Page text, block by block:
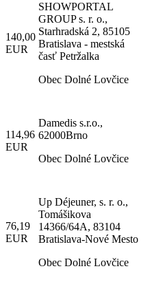
140,00
EUR
SHOWPORTAL
GROUP s. r. o.,
Starhradská 2, 85105
Bratislava - mestská
časť Petržalka
Obec Dolné Lovčice
114,96
EUR
Damedis s.r.o.,
62000Brno
Obec Dolné Lovčice
76,19
EUR
Up Déjeuner, s. r. o.,
Tomášikova
14366/64A, 83104
Bratislava-Nové Mesto
Obec Dolné Lovčice